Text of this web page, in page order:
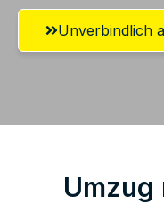
Unverbindlich
Umzug